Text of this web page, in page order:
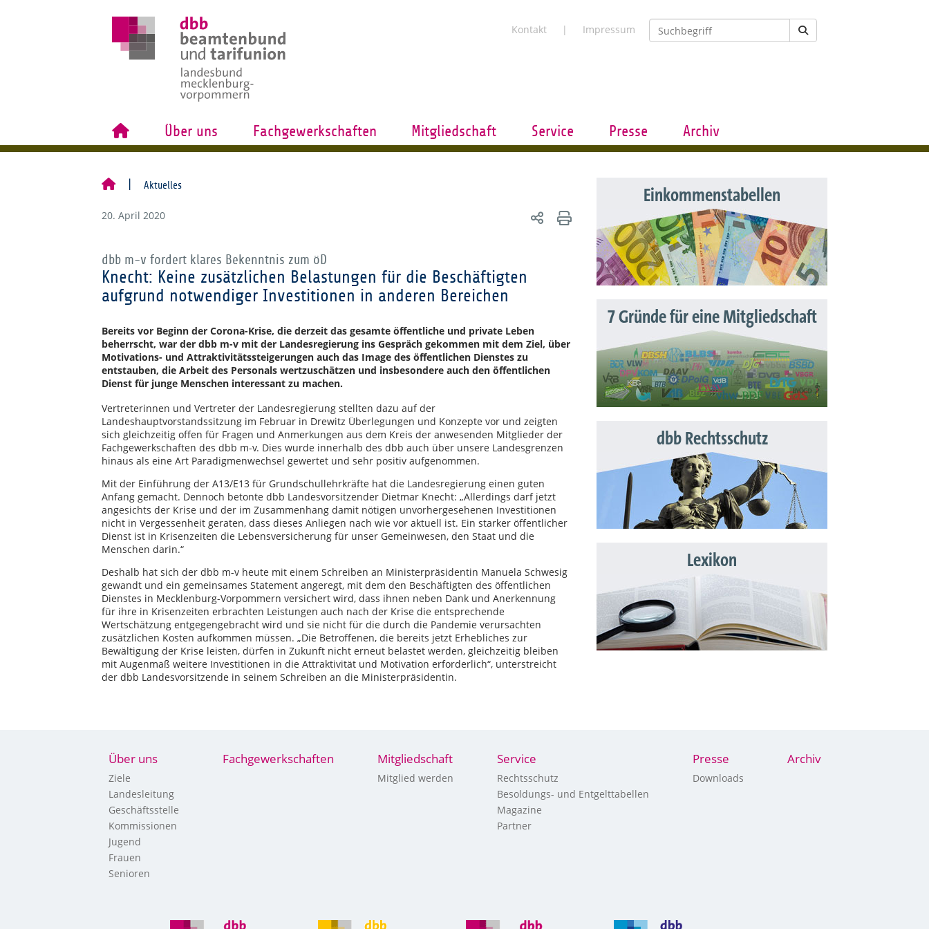
Kontakt Impressum
Über uns Fachgewerkschaften Mitgliedschaft Service Presse Archiv
Aktuelles
20. April 2020
dbb m-v fordert klares Bekenntnis zum öD
Knecht: Keine zusätzlichen Belastungen für die Beschäftigten
aufgrund notwendiger Investitionen in anderen Bereichen
Bereits vor Beginn der Corona-Krise, die derzeit das gesamte öffentliche und private Leben
beherrscht, war der dbb m-v mit der Landesregierung ins Gespräch gekommen mit dem Ziel, über
Motivations- und Attraktivitätssteigerungen auch das Image des öffentlichen Dienstes zu
entstauben, die Arbeit des Personals wertzuschätzen und insbesondere auch den öffentlichen
Dienst für junge Menschen interessant zu machen.
Vertreterinnen und Vertreter der Landesregierung stellten dazu auf der
Landeshauptvorstandssitzung im Februar in Drewitz Überlegungen und Konzepte vor und zeigten
sich gleichzeitig offen für Fragen und Anmerkungen aus dem Kreis der anwesenden Mitglieder der
Fachgewerkschaften des dbb m-v. Dies wurde innerhalb des dbb auch über unsere Landesgrenzen
hinaus als eine Art Paradigmenwechsel gewertet und sehr positiv aufgenommen.
Mit der Einführung der A13/E13 für Grundschullehrkräfte hat die Landesregierung einen guten
Anfang gemacht. Dennoch betonte dbb Landesvorsitzender Dietmar Knecht: „Allerdings darf jetzt
angesichts der Krise und der im Zusammenhang damit nötigen unvorhergesehenen Investitionen
nicht in Vergessenheit geraten, dass dieses Anliegen nach wie vor aktuell ist. Ein starker öffentlicher
Dienst ist in Krisenzeiten die Lebensversicherung für unser Gemeinwesen, den Staat und die
Menschen darin.“
Deshalb hat sich der dbb m-v heute mit einem Schreiben an Ministerpräsidentin Manuela Schwesig
gewandt und ein gemeinsames Statement angeregt, mit dem den Beschäftigten des öffentlichen
Dienstes in Mecklenburg-Vorpommern versichert wird, dass ihnen neben Dank und Anerkennung
für ihre in Krisenzeiten erbrachten Leistungen auch nach der Krise die entsprechende
Wertschätzung entgegengebracht wird und sie nicht für die durch die Pandemie verursachten
zusätzlichen Kosten aufkommen müssen. „Die Betroffenen, die bereits jetzt Erhebliches zur
Bewältigung der Krise leisten, dürfen in Zukunft nicht erneut belastet werden, gleichzeitig bleiben
mit Augenmaß weitere Investitionen in die Attraktivität und Motivation erforderlich“, unterstreicht
der dbb Landesvorsitzende in seinem Schreiben an die Ministerpräsidentin.
Einkommenstabellen
7 Gründe für eine Mitgliedschaft
dbb Rechtsschutz
Lexikon
Über uns
Ziele
Landesleitung
Geschäftsstelle
Kommissionen
Jugend
Frauen
Senioren
Fachgewerkschaften Mitgliedschaft
Mitglied werden
Service
Rechtsschutz
Besoldungs- und Entgelttabellen
Magazine
Partner
Presse
Downloads
Archiv